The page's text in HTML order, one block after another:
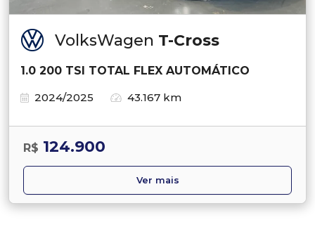
VolksWagen T-Cross
1.0 200 TSI TOTAL FLEX AUTOMÁTICO
2024/2025
43.167 km
R$ 124.900
Ver mais